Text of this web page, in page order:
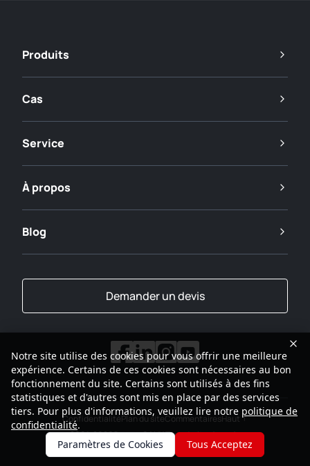
Produits
Cas
Service
À propos
Blog
Demander un devis
2001-2026Groupe SANY Tous droits réservés
ConfidentialitéPlan du siteCommentairesHaut
Notre site utilise des cookies pour vous offrir une meilleure
expérience. Certains de ces cookies sont nécessaires au bon
fonctionnement du site. Certains sont utilisés à des fins
statistiques et d'autres sont mis en place par des services
tiers. Pour plus d'informations, veuillez lire notre politique de
confidentialité.
Paramètres de Cookies
Tous Acceptez